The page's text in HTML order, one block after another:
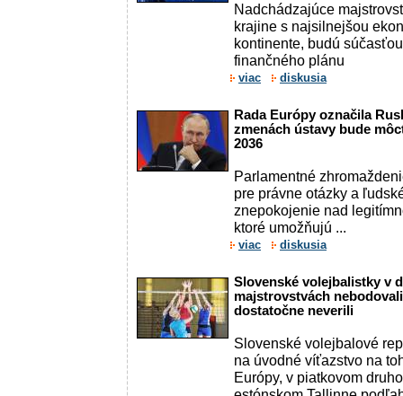
Nadchádzajúce
krajine s najsilnejšou
kontinente, budú
finančného plánu
viac diskusia
Rada Európy označila
zmenách ústavy bude
2036
Parlamentné
pre právne otázky a
znepokojenie nad
ktoré umožňujú ...
viac diskusia
Slovenské volejbalistky v
majstrovstvách
dostatočne neverili
Slovenské volejbalové
na úvodné víťazstvo na
Európy, v piatkovom